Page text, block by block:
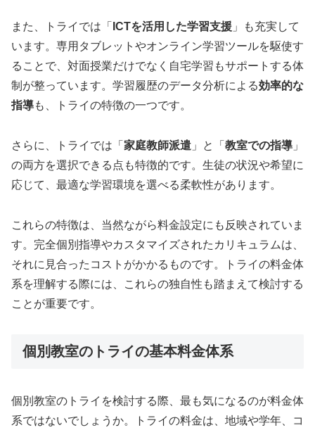
また、トライでは「 ICTを活用した学習支援 」も充実して
います。専用タブレットやオンライン学習ツールを駆使す
ることで、対面授業だけでなく自宅学習もサポートする体
制が整っています。学習履歴のデータ分析による効率的な
指導も、トライの特徴の一つです。
さらに、トライでは「 家庭教師派遣 」と「 教室での指導 」
の両方を選択できる点も特徴的です。生徒の状況や希望に
応じて、最適な学習環境を選べる柔軟性があります。
これらの特徴は、当然ながら料金設定にも反映されていま
す。完全個別指導やカスタマイズされたカリキュラムは、
それに見合ったコストがかかるものです。トライの料金体
系を理解する際には、これらの独自性も踏まえて検討する
ことが重要です。
個別教室のトライの基本料金体系
個別教室のトライを検討する際、最も気になるのが料金体
系ではないでしょうか。トライの料金は、地域や学年、コ